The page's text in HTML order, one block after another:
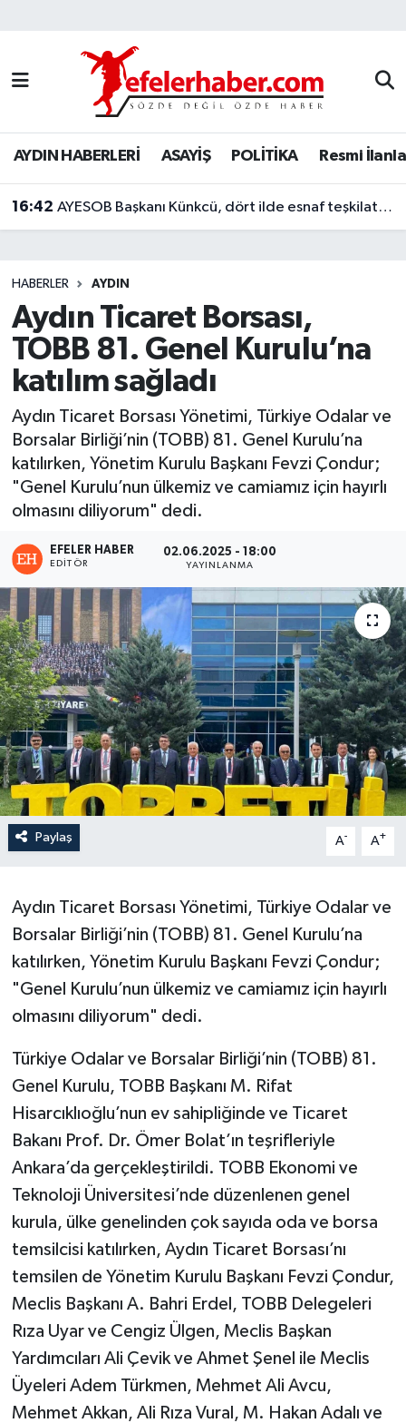
AYDIN HABERLERİ ASAYİŞ POLİTİKA Resmi
16:42 AYESOB Başkanı Künkcü, dört ilde esnaf teşkilatlarıyla buluştu
HABERLER AYDIN
Aydın Ticaret Borsası,
TOBB 81. Genel Kurulu’na
katılım sağladı
Aydın Ticaret Borsası Yönetimi, Türkiye Odalar ve
Borsalar Birliği’nin (TOBB) 81. Genel Kurulu’na
katılırken, Yönetim Kurulu Başkanı Fevzi Çondur;
"Genel Kurulu’nun ülkemiz ve camiamız için hayırlı
olmasını diliyorum" dedi.
EFELER HABER
EDITÖR
02.06.2025 - 18:00
YAYINLANMA
Paylaş A- A+
Aydın Ticaret Borsası Yönetimi, Türkiye Odalar ve
Borsalar Birliği’nin (TOBB) 81. Genel Kurulu’na
katılırken, Yönetim Kurulu Başkanı Fevzi Çondur;
"Genel Kurulu’nun ülkemiz ve camiamız için hayırlı
olmasını diliyorum" dedi.
Türkiye Odalar ve Borsalar Birliği’nin (TOBB) 81.
Genel Kurulu, TOBB Başkanı M. Rifat
Hisarcıklıoğlu’nun ev sahipliğinde ve Ticaret
Bakanı Prof. Dr. Ömer Bolat’ın teşrifleriyle
Ankara’da gerçekleştirildi. TOBB Ekonomi ve
Teknoloji Üniversitesi’nde düzenlenen genel
kurula, ülke genelinden çok sayıda oda ve borsa
temsilcisi katılırken, Aydın Ticaret Borsası’nı
temsilen de Yönetim Kurulu Başkanı Fevzi Çondur,
Meclis Başkanı A. Bahri Erdel, TOBB Delegeleri
Rıza Uyar ve Cengiz Ülgen, Meclis Başkan
Yardımcıları Ali Çevik ve Ahmet Şenel ile Meclis
Üyeleri Adem Türkmen, Mehmet Ali Avcu,
Mehmet Akkan, Ali Rıza Vural, M. Hakan Adalı ve
Nöbetçi Eczaneler
Hava Durumu
Aydin Namaz Vakitleri
Trafik Durumu
Son Dakika Haberleri
Haber Arşivi